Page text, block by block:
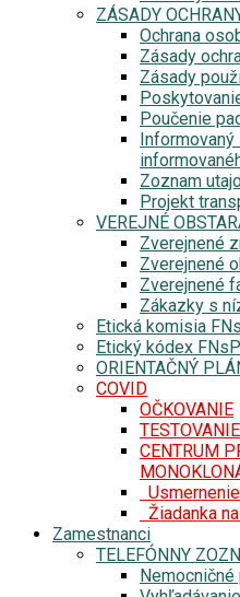
ZÁSADY
Ochrana
Zásady
Zásady
Poučenie
Zoznam
Projekt
VEREJNÉ
Zverejnené
Zverejnené
Zverejnené
Zákazky s
Etická komisia
Etický kódex
ORIENTAČNÝ
COVID
OČKOVANIE
TESTOVANIE
CENTRUM
Žiadanka
Zamestnanci
TELEFÓNNY